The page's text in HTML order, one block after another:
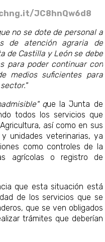
JC8hnQw6d8
no se dote de personal a
de atención agraria de
de Castilla y León se debe
para poder continuar con
medios suficientes para
que la Junta de
todos los servicios que
así como en sus
unidades veterinarias, ya
como controles de la
agrícolas o registro de
que esta situación est
de los servicios que se
que se ven obligados
trámites que deberían